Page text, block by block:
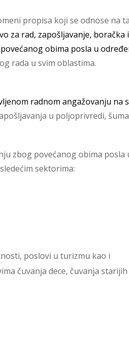
propisa koji se odnose
za rad, zapošljavanje, boračka
obima posla u
rada u svim oblastima.
radnom angažovanju na
u poljoprivredi,
zbog povećanog obima
sektorima:
poslovi u turizmu kao i
čuvanja dece, čuvanja